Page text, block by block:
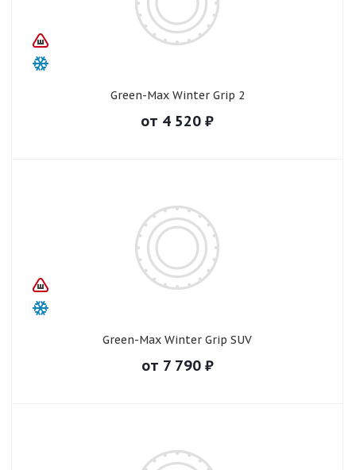
Green-Max Winter Grip 2
от 4 520 ₽
Green-Max Winter Grip SUV
от 7 790₽